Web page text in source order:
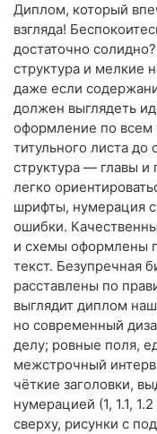
Диплом, который
взгляда!
достаточно
структура и мелкие
даже если
должен выглядеть
оформление по всем
титульного листа до
структура — главы и
легко
шрифты, нумерация
ошибки.
и схемы оформлены
текст. Безупречная
расставлены по
выглядит диплом
но современный
делу; ровные поля,
межстрочный
чёткие заголовки,
нумерацией (1, 1.1,
сверху, рисунки с